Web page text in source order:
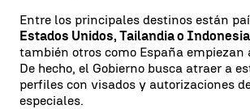
Entre los principales destinos están
Estados Unidos, Tailandia o Indonesia
también otros como España empiezan
De hecho, el Gobierno busca atraer a
perfiles con visados y autorizaciones
especiales.